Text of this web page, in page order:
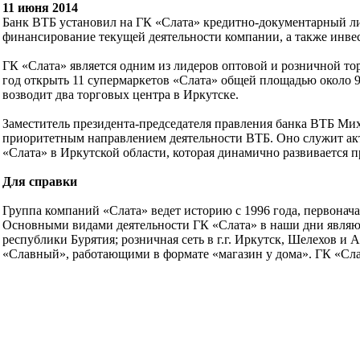
11 июня 2014
Банк ВТБ установил на ГК «Слата» кредитно-документарный
финансирование текущей деятельности компании, а также
ГК «Слата» является одним из лидеров оптовой и розничной
год открыть 11 супермаркетов «Слата» общей площадью
возводит два торговых центра в Иркутске.
Заместитель президента-председателя правления банка ВТБ
приоритетным направлением деятельности ВТБ. Оно служит
«Слата» в Иркутской области, которая динамично развивается
Для справки
Группа компаний «Слата» ведет историю с 1996 года,
Основными видами деятельности ГК «Слата» в наши дни
республики Бурятия; розничная сеть в г.г. Иркутск, Шелехов и
«Славный», работающими в формате «магазин у дома». ГК